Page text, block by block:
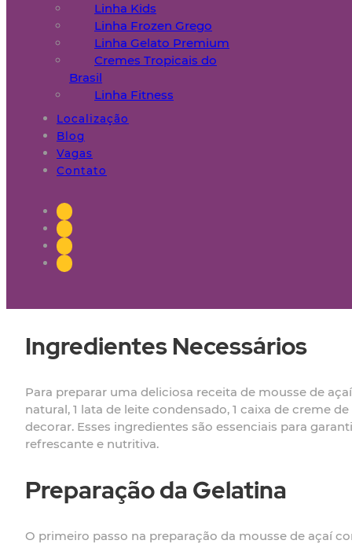
Linha Kids
Linha Frozen Grego
Linha Gelato Premium
Cremes Tropicais do
Brasil
Linha Fitness
Localização
Blog
Vagas
Contato
Ingredientes Necessários
Para preparar uma deliciosa receita de mousse de
natural, 1 lata de leite condensado, 1 caixa de creme
decorar. Esses ingredientes são essenciais para
refrescante e nutritiva.
Preparação da Gelatina
O primeiro passo na preparação da mousse de açaí